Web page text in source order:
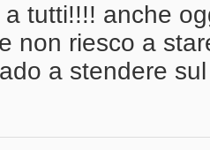
a tutti!!!! anche
non riesco a
a stendere